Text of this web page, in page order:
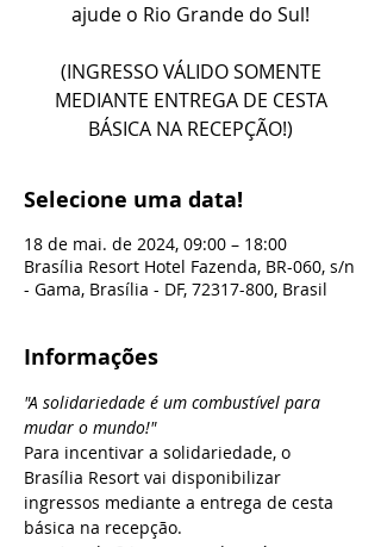
ajude o Rio Grande do Sul!
(INGRESSO VÁLIDO SOMENTE
MEDIANTE ENTREGA DE CESTA
BÁSICA NA RECEPÇÃO!)
Selecione uma data!
18 de mai. de 2024, 09:00 – 18:00
Brasília Resort Hotel Fazenda, BR-060, s/n
- Gama, Brasília - DF, 72317-800, Brasil
Informações
"A solidariedade é um combustível para
mudar o mundo!"
Para incentivar a solidariedade, o
Brasília Resort vai disponibilizar
ingressos mediante a entrega de cesta
básica na recepção.